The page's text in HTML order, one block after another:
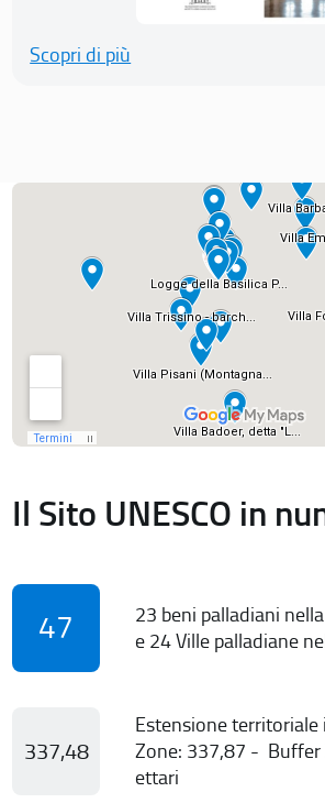
Scopri di più
Il Sito UNESCO in
47
23 beni palladiani
e 24 Ville palladiane
337,48
Estensione
Zone: 337,87 - Buffer
ettari